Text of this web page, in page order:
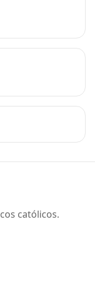
católicos.